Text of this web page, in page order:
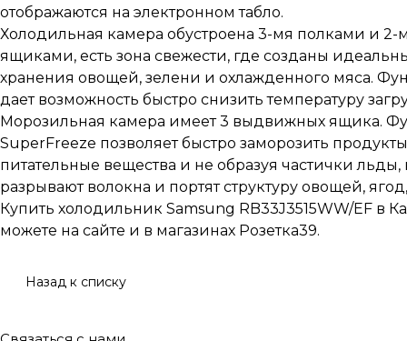
отображаются на электронном табло.
Холодильная камера обустроена 3-мя полками и
ящиками, есть зона свежести, где созданы
хранения овощей, зелени и охлажденного мяса.
дает возможность быстро снизить температуру
Морозильная камера имеет 3 выдвижных ящика.
SuperFreeze позволяет быстро заморозить
питательные вещества и не образуя частички льды,
разрывают волокна и портят структуру овощей,
Купить холодильник Samsung RB33J3515WW/EF в
можете на сайте и в магазинах Розетка39.
Назад к списку